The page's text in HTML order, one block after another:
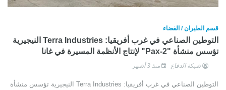
قسم الطيران / الفضاء
التوطين الصناعي في غرب أفريقيا: Terra Industries النيجيرية
تؤسس منشأة "Pax-2" لإنتاج الأنظمة المسيرة في غانا
شبكة الدفاع منذ 3 أشهر
التوطين الصناعي في غرب أفريقيا: Terra Industries النيجيرية تؤسس منشأة